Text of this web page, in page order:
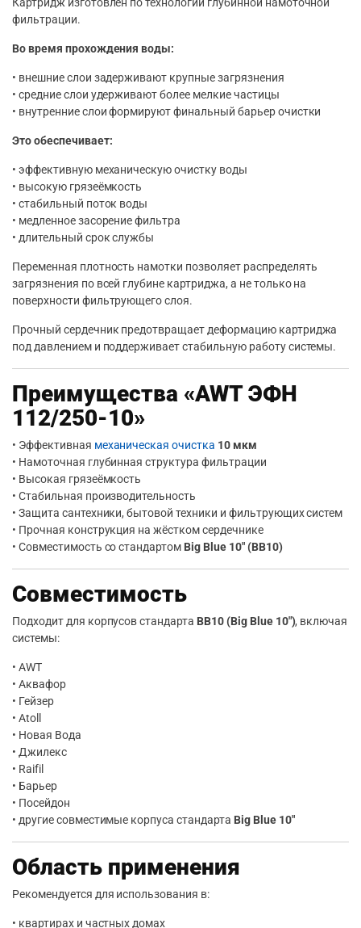
фильтрации.
Во время прохождения воды:
• внешние слои задерживают крупные загрязнения
• средние слои удерживают более мелкие частицы
• внутренние слои формируют финальный барьер очистки
Это обеспечивает:
• эффективную механическую очистку воды
• высокую грязеёмкость
• стабильный поток воды
• медленное засорение фильтра
• длительный срок службы
Переменная плотность намотки позволяет распределять
загрязнения по всей глубине картриджа, а не только на
поверхности фильтрующего слоя.
Прочный сердечник предотвращает деформацию картриджа
под давлением и поддерживает стабильную работу системы.
Преимущества «AWT ЭФН
112/250-10»
• Эффективная механическая очистка 10 мкм
• Намоточная глубинная структура фильтрации
• Высокая грязеёмкость
• Стабильная производительность
• Защита сантехники, бытовой техники и фильтрующих систем
• Прочная конструкция на жёстком сердечнике
• Совместимость со стандартом Big Blue 10″ (BB10)
Совместимость
Подходит для корпусов стандарта BB10 (Big Blue 10″), включая
системы:
• AWT
• Аквафор
• Гейзер
• Atoll
• Новая Вода
• Джилекс
• Raifil
• Барьер
• Посейдон
• другие совместимые корпуса стандарта Big Blue 10″
Область применения
Рекомендуется для использования в:
• квартирах и частных домах